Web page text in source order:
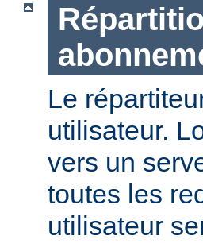
Le
utilisateur.
vers un
toutes les
utilisateur